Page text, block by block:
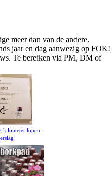
meer dan van de andere.
jaar en dag aanwezig op FOK!
Te bereiken via PM, DM of
kilometer lopen -